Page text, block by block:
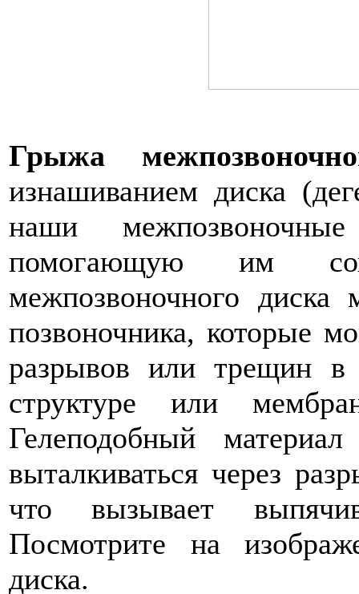
Грыжа
изнашиванием диска
наши
помогающую им
межпозвоночного диска
позвоночника, которые
разрывов или трещин в
структуре или
Гелеподобный
выталкиваться через
что вызывает
Посмотрите на
диска.